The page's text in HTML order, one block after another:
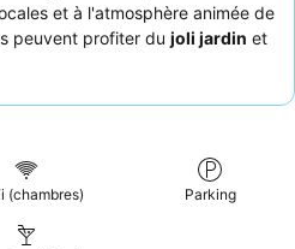
et à l'atmosphère animée de
peuvent profiter du joli jardin et
personnel est constamment
en avant pour ses produits
qualité. Pour un séjour plus
de choisir une chambre
(chambres) Parking